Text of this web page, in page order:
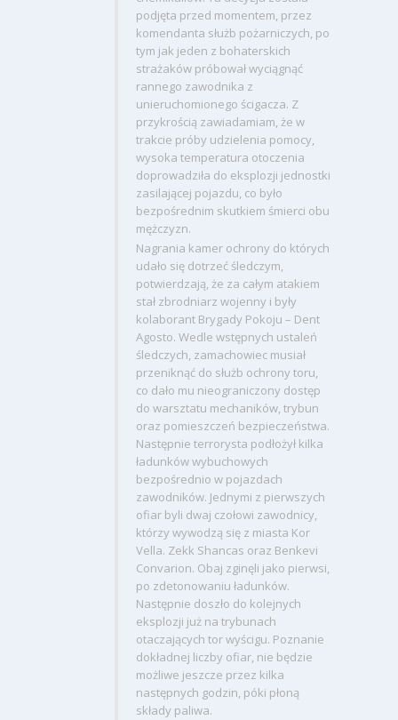
podjęta przed momentem, przez
komendanta służb pożarniczych, po
tym jak jeden z bohaterskich
strażaków próbował wyciągnąć
rannego zawodnika z
unieruchomionego ścigacza. Z
przykrością zawiadamiam, że w
trakcie próby udzielenia pomocy,
wysoka temperatura otoczenia
doprowadziła do eksplozji jednostki
zasilającej pojazdu, co było
bezpośrednim skutkiem śmierci obu
mężczyzn.
Nagrania kamer ochrony do których
udało się dotrzeć śledczym,
potwierdzają, że za całym atakiem
stał zbrodniarz wojenny i były
kolaborant Brygady Pokoju – Dent
Agosto. Wedle wstępnych ustaleń
śledczych, zamachowiec musiał
przeniknąć do służb ochrony toru,
co dało mu nieograniczony dostęp
do warsztatu mechaników, trybun
oraz pomieszczeń bezpieczeństwa.
Następnie terrorysta podłożył kilka
ładunków wybuchowych
bezpośrednio w pojazdach
zawodników. Jednymi z pierwszych
ofiar byli dwaj czołowi zawodnicy,
którzy wywodzą się z miasta Kor
Vella. Zekk Shancas oraz Benkevi
Convarion. Obaj zginęli jako pierwsi,
po zdetonowaniu ładunków.
Następnie doszło do kolejnych
eksplozji już na trybunach
otaczających tor wyścigu. Poznanie
dokładnej liczby ofiar, nie będzie
możliwe jeszcze przez kilka
następnych godzin, póki płoną
składy paliwa.